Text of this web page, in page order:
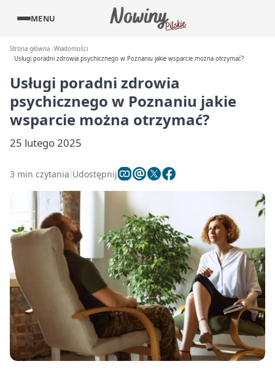
MENU
Strona główna Wiadomości
Usługi poradni zdrowia psychicznego w Poznaniu jakie wsparcie można otrzymać?
Usługi poradni zdrowia
psychicznego w Poznaniu jakie
wsparcie można otrzymać?
25 lutego 2025
3 min czytania Udostępnij